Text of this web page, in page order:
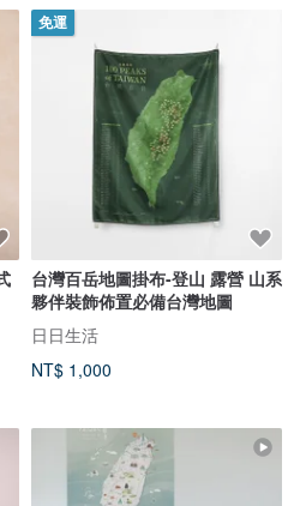
免運
台灣百岳地圖掛布-登山 露營 山系
夥伴裝飾佈置必備台灣地圖
日日生活
NT$ 1,000